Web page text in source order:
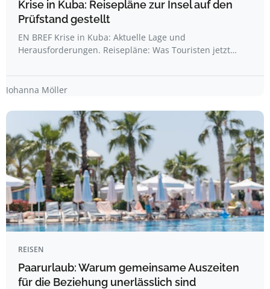
Krise in Kuba: Reisepläne zur Insel auf den
Prüfstand gestellt
EN BREF Krise in Kuba: Aktuelle Lage und
Herausforderungen. Reisepläne: Was Touristen jetzt…
Johanna Möller
REISEN
Paarurlaub: Warum gemeinsame Auszeiten
für die Beziehung unerlässlich sind